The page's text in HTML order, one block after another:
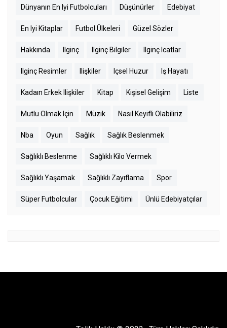
Dünyanın En Iyi Futbolcuları Düşünürler Edebiyat
En Iyi Kitaplar Futbol Ülkeleri Güzel Sözler
Hakkında Ilginç Ilginç Bilgiler Ilginç Icatlar
Ilginç Resimler Ilişkiler Içsel Huzur Iş Hayatı
Kadaın Erkek Ilişkiler Kitap Kişisel Gelişim Liste
Mutlu Olmak Için Müzik Nasıl Keyifli Olabiliriz
Nba Oyun Sağlık Sağlık Beslenmek
Sağlıklı Beslenme Sağlıklı Kilo Vermek
Sağlıklı Yaşamak Sağlıklı Zayıflama Spor
Süper Futbolcular Çocuk Eğitimi Ünlü Edebiyatçılar